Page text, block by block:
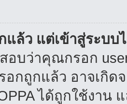
ล้ว แต่เข้าสู่ระบบ
อบว่าคุณกรอก
กถูกแล้ว อาจเกิด
ได้ถูกใช้งาน